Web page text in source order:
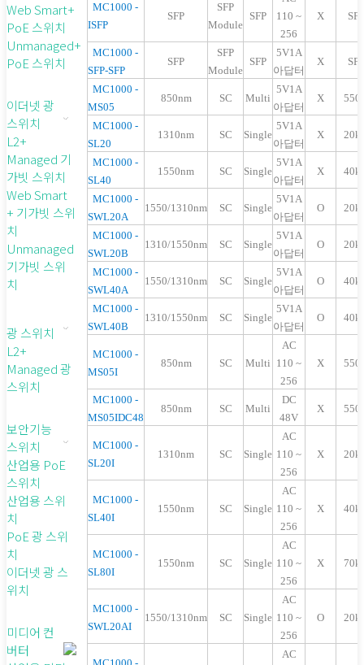
Web Smart+
PoE 스위치
Unmanaged+
PoE 스위치
이더넷 광
스위치
L2+
Managed 기
가빗 스위치
Web Smart
+ 기가빗 스위
치
Unmanaged
기가빗 스위
치
광 스위치
L2+
Managed 광
스위치
보안기능
스위치
산업용 PoE
스위치
산업용 스위
치
PoE 광 스위
치
이더넷 광 스
위치
미디어 컨
버터
MC1000 -
ISFP
SFP
SFP
Module
SFP
110 ~
256
X SFP
MC1000 -
SFP-SFP
SFP
SFP
Module
SFP
5V1A
아답터
X SFP
MC1000 -
MS05
850nm SC Multi
5V1A
아답터
X
MC1000 -
SL20
1310nm SC Single
5V1A
아답터
X
MC1000 -
SL40
1550nm SC Single
5V1A
아답터
X
MC1000 -
SWL20A
1550/1310nm SC Single
5V1A
아답터
O
MC1000 -
SWL20B
1310/1550nm SC Single
5V1A
아답터
O
MC1000 -
SWL40A
1550/1310nm SC Single
5V1A
아답터
O
MC1000 -
SWL40B
1310/1550nm SC Single
5V1A
아답터
O
MC1000 -
MS05I
850nm SC Multi
AC
110 ~
256
X
MC1000 -
MS05IDC48
850nm SC Multi
DC
48V
X
MC1000 -
SL20I
1310nm SC Single
AC
110 ~
256
X
MC1000 -
SL40I
1550nm SC Single
AC
110 ~
256
X
MC1000 -
SL80I
1550nm SC Single
AC
110 ~
256
X
MC1000 -
SWL20AI
1550/1310nm SC Single
AC
110 ~
256
O
AC